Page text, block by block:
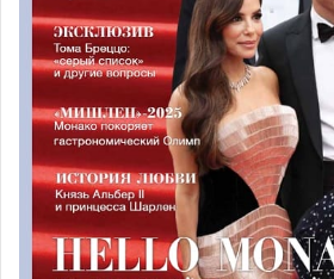
По случаю этих игр принцесса
команду из Южной Африки. «Я
сторонницей проведения
игр и очень их поддерживаю, —
Князя Альбера II. – Я даже когда-
вместе с этими атлетами еще в
всегда вдохновляли меня своей
победить. Их энтузиазм поражает!»